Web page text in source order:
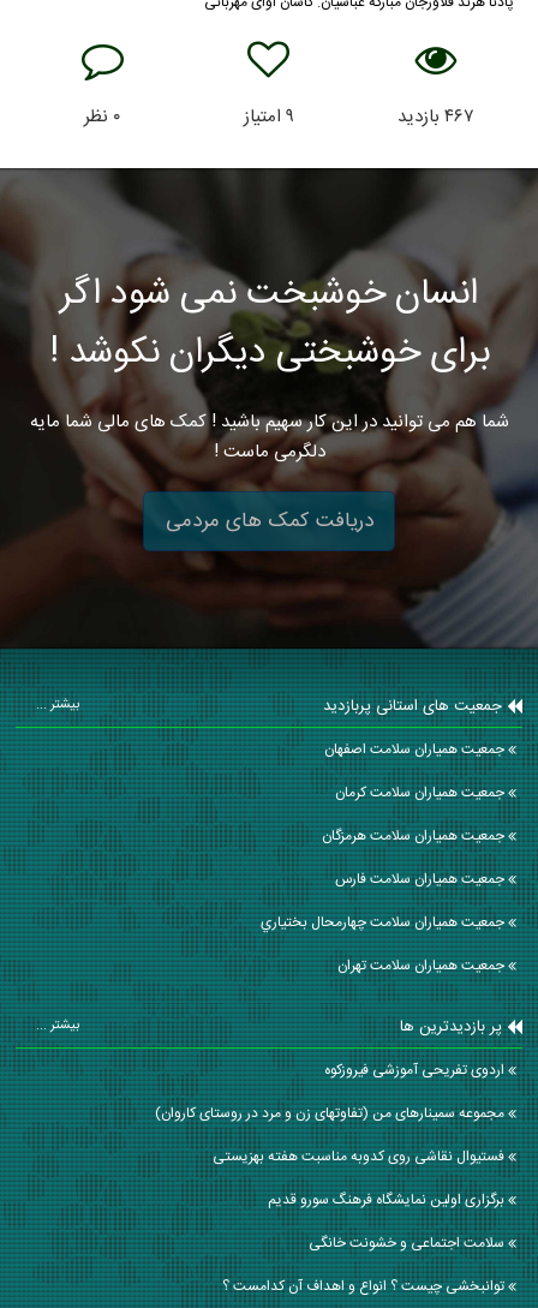
۴۶۷ بازدید ۹ امتیاز ۰ نظر
انسان خوشبخت نمی شود اگر
برای خوشبختی دیگران نکوشد !
شما هم می توانید در این کار سهیم باشید ! کمک های مالی شما مایه
دلگرمی ماست !
دریافت کمک های مردمی
جمعیت های استانی پربازدید بیشتر ...
جمعیت همیاران سلامت اصفهان
جمعیت همیاران سلامت كرمان
جمعیت همیاران سلامت هرمزگان
جمعیت همیاران سلامت فارس
جمعیت همیاران سلامت چهارمحال بختياري
جمعیت همیاران سلامت تهران
پر بازدیدترین ها بیشتر ...
اردوی تفریحی آموزشی فیروزکوه
مجموعه سمینارهای من (تفاوتهای زن و مرد در روستای کاروان)
فستیوال نقاشی روی کدوبه مناسبت هفته بهزیستی
برگزاری اولین نمایشگاه فرهنگ سورو قدیم
سلامت اجتماعی و خشونت خانگی
توانبخشی چیست ؟ انواع و اهداف آن کدامست ؟